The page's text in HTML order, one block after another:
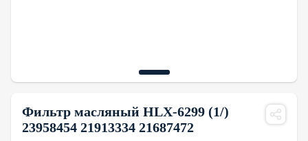
Фильтр масляный HLX-6299 (1/)
23958454 21913334 21687472